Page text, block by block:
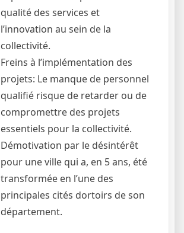
qualité des services et
l’innovation au sein de la
collectivité.
Freins à l’implémentation des
projets: Le manque de personnel
qualifié risque de retarder ou de
compromettre des projets
essentiels pour la collectivité.
Démotivation par le désintérêt
pour une ville qui a, en 5 ans, été
transformée en l’une des
principales cités dortoirs de son
département.